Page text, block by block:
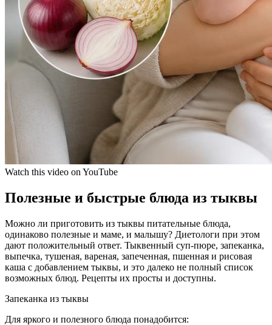
Watch this video on YouTube
Полезные и быстрые блюда из тыквы
Можно ли приготовить из тыквы питательные блюда,
одинаково полезные и маме, и малышу? Диетологи при этом
дают положительный ответ. Тыквенный суп-пюре, запеканка,
выпечка, тушеная, вареная, запеченная, пшенная и рисовая
каша с добавлением тыквы, и это далеко не полный список
возможных блюд. Рецепты их просты и доступны.
Запеканка из тыквы
Для яркого и полезного блюда понадобится: